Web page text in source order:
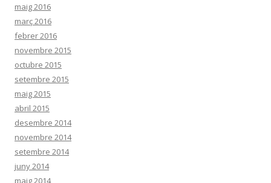
maig 2016
març 2016
febrer 2016
novembre 2015
octubre 2015
setembre 2015
maig 2015
abril 2015
desembre 2014
novembre 2014
setembre 2014
juny 2014
maig 2014